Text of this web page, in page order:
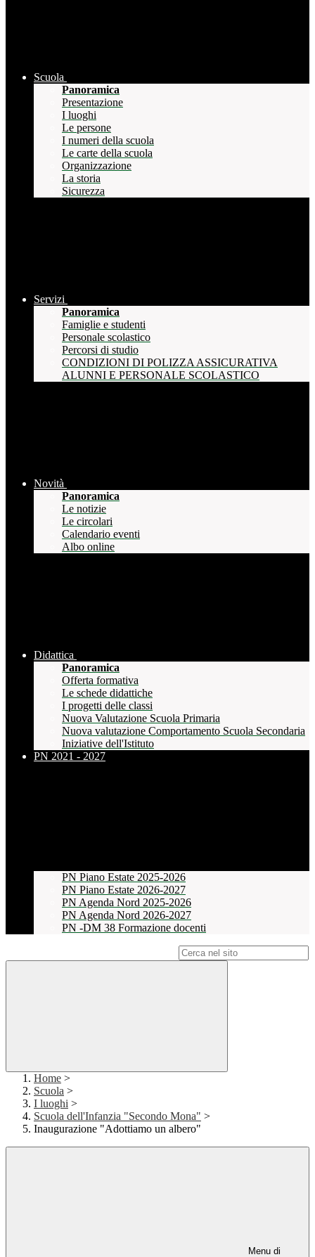
Scuola
Panoramica
Presentazione
I luoghi
Le persone
I numeri della scuola
Le carte della scuola
Organizzazione
La storia
Sicurezza
Servizi
Panoramica
Famiglie e studenti
Personale scolastico
Percorsi di studio
CONDIZIONI DI POLIZZA ASSICURATIVA
ALUNNI E PERSONALE SCOLASTICO
Novità
Panoramica
Le notizie
Le circolari
Calendario eventi
Albo online
Didattica
Panoramica
Offerta formativa
Le schede didattiche
I progetti delle classi
Nuova Valutazione Scuola Primaria
Nuova valutazione Comportamento Scuola Secondaria
Iniziative dell'Istituto
PN 2021 - 2027
PN Piano Estate 2025-2026
PN Piano Estate 2026-2027
PN Agenda Nord 2025-2026
PN Agenda Nord 2026-2027
PN -DM 38 Formazione docenti
Home >
Scuola >
I luoghi >
Scuola dell'Infanzia "Secondo Mona" >
Inaugurazione "Adottiamo un albero"
Menu di